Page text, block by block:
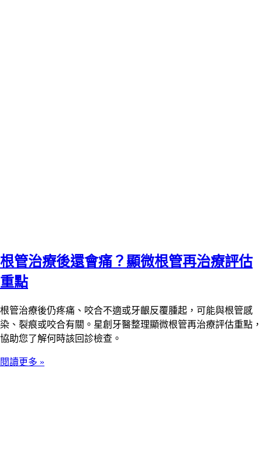
根管治療後還會痛？顯微根管再治療評估
重點
根管治療後仍疼痛、咬合不適或牙齦反覆腫起，可能與根管感
染、裂痕或咬合有關。星創牙醫整理顯微根管再治療評估重點，
協助您了解何時該回診檢查。
閱讀更多 »